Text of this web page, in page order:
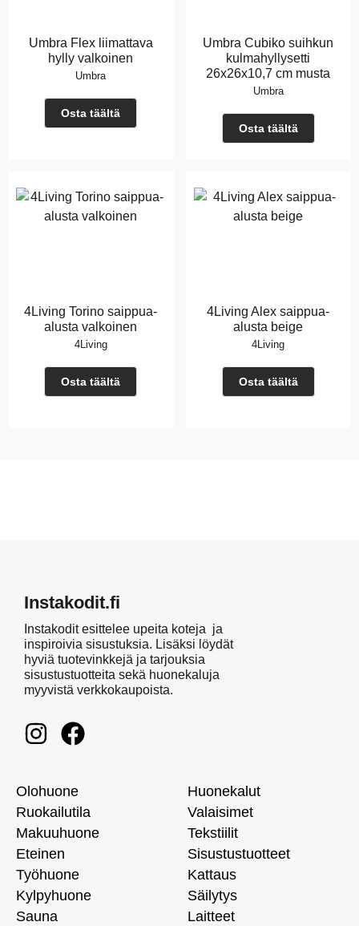
Umbra Flex liimattava
hylly valkoinen
Umbra
Osta täältä
Umbra Cubiko suihkun
kulmahyllysetti
26x26x10,7 cm musta
Umbra
Osta täältä
4Living Torino saippua-
alusta valkoinen
4Living
Osta täältä
4Living Alex saippua-
alusta beige
4Living
Osta täältä
Instakodit.fi
Instakodit esittelee upeita koteja ja
inspiroivia sisustuksia. Lisäksi löydät
hyviä tuotevinkkejä ja tarjouksia
sisustustuotteita sekä huonekaluja
myyvistä verkkokaupoista.
Olohuone
Ruokailutila
Makuuhuone
Eteinen
Työhuone
Kylpyhuone
Sauna
Huonekalut
Valaisimet
Tekstiilit
Sisustustuotteet
Kattaus
Säilytys
Laitteet